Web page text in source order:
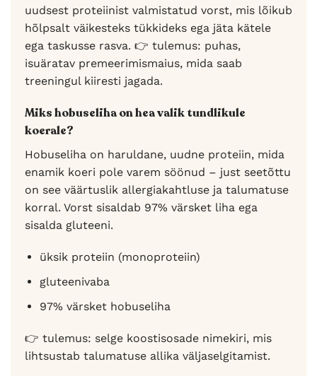
uudsest proteiinist valmistatud vorst, mis lõikub
hõlpsalt väikesteks tükkideks ega jäta kätele
ega taskusse rasva. 👉 tulemus: puhas,
isuäratav premeerimismaius, mida saab
treeningul kiiresti jagada.
Miks hobuseliha on hea valik tundlikule
koerale?
Hobuseliha on haruldane, uudne proteiin, mida
enamik koeri pole varem söönud – just seetõttu
on see väärtuslik allergiakahtluse ja talumatuse
korral. Vorst sisaldab 97% värsket liha ega
sisalda gluteeni.
üksik proteiin (monoproteiin)
gluteenivaba
97% värsket hobuseliha
👉 tulemus: selge koostisosade nimekiri, mis
lihtsustab talumatuse allika väljaselgitamist.